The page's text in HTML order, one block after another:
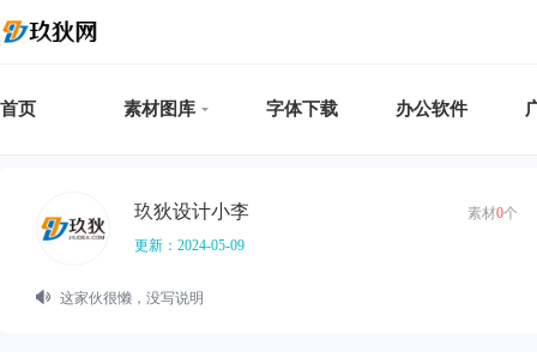
首页 素材图库 字体下载 办公软件
玖狄设计小李
更新：2024-05-09
素材0个
这家伙很懒，没写说明